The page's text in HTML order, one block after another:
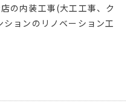
の内装工事(大工工事、ク
ョンのリノベーション工